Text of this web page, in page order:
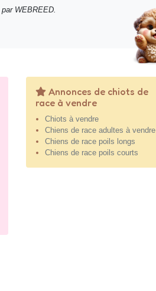
par WEBREED.
Annonces de chiots de
race à vendre
Chiots à vendre
Chiens de race adultes à vendre
Chiens de race poils longs
Chiens de race poils courts